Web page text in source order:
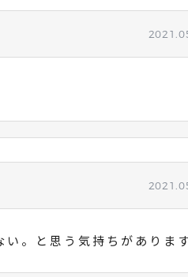
。と思う気持ちがあります